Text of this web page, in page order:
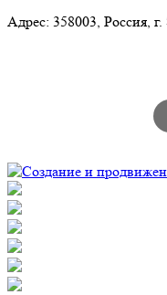
Адрес:​ 358003, Россия,
© Рекламно-
2026 Все права